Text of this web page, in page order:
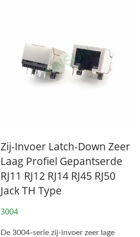
Zij-Invoer Latch-Down Zeer
Laag Profiel Gepantserde
RJ11 RJ12 RJ14 RJ45 RJ50
Jack TH Type
3004
De 3004-serie zij-invoer zeer lage